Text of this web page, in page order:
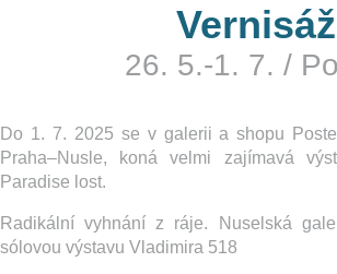
26. 5.-1. 7. /
Do 1. 7. 2025 se v galerii a shopu
Praha–Nusle, koná velmi zajímavá
Paradise lost.
Radikální vyhnání z ráje. Nuselská
sólovou výstavu Vladimira 518